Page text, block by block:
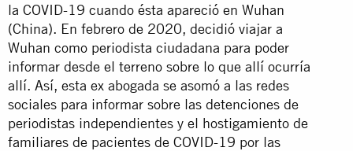
la COVID-19 cuando ésta apareció en Wuhan
(China). En febrero de 2020, decidió viajar a
Wuhan como periodista ciudadana para poder
informar desde el terreno sobre lo que allí ocurría
allí. Así, esta ex abogada se asomó a las redes
sociales para informar sobre las detenciones de
periodistas independientes y el hostigamiento de
familiares de pacientes de COVID-19 por las